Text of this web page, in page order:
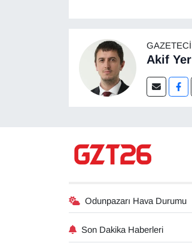
GAZETECI
Akif Yer
Odunpazarı Hava Durumu
Son Dakika Haberleri